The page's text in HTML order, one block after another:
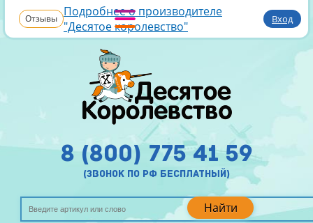
Отзывы Подробнее о производителе
"Десятое королевство"
Вход
Найти
8 (800) 775 41 59
(звонок по рф бесплатный)